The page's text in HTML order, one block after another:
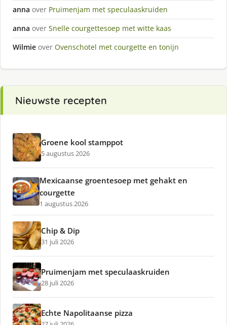
anna over Pruimenjam met speculaaskruiden
anna over Snelle courgettesoep met witte kaas
Wilmie over Ovenschotel met courgette en tonijn
Nieuwste recepten
Groene kool stamppot
5 augustus 2026
Mexicaanse groentesoep met gehakt en
courgette
1 augustus 2026
Chip & Dip
31 juli 2026
Pruimenjam met speculaaskruiden
28 juli 2026
Echte Napolitaanse pizza